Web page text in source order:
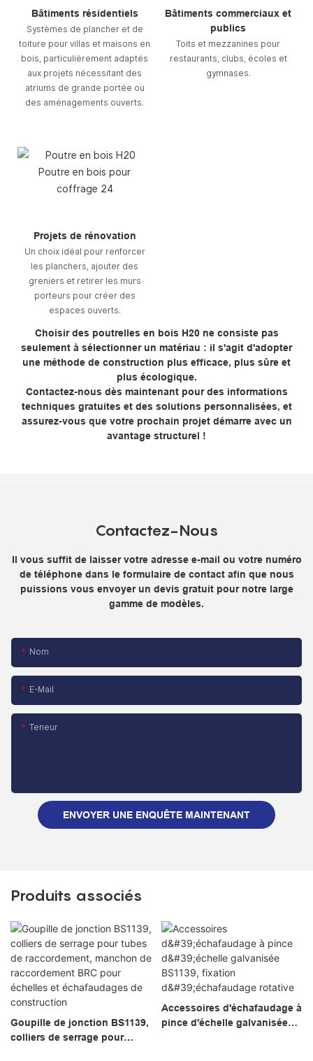
Bâtiments résidentiels
Systèmes de plancher et de
toiture pour villas et maisons en
bois, particulièrement adaptés
aux projets nécessitant des
atriums de grande portée ou
des aménagements ouverts.
Bâtiments commerciaux et
publics
Toits et mezzanines pour
restaurants, clubs, écoles et
gymnases.
Projets de rénovation
Un choix idéal pour renforcer
les planchers, ajouter des
greniers et retirer les murs
porteurs pour créer des
espaces ouverts.
Choisir des poutrelles en bois H20 ne consiste pas
seulement à sélectionner un matériau : il s'agit d'adopter
une méthode de construction plus efficace, plus sûre et
plus écologique.
Contactez-nous dès maintenant pour des informations
techniques gratuites et des solutions personnalisées, et
assurez-vous que votre prochain projet démarre avec un
avantage structurel !
Contactez-Nous
Il vous suffit de laisser votre adresse e-mail ou votre numéro
de téléphone dans le formulaire de contact afin que nous
puissions vous envoyer un devis gratuit pour notre large
gamme de modèles.
Nom
E-Mail
Teneur
ENVOYER UNE ENQUÊTE MAINTENANT
Produits associés
Goupille de jonction BS1139,
colliers de serrage pour
Accessoires d'échafaudage à
pince d'échelle galvanisée